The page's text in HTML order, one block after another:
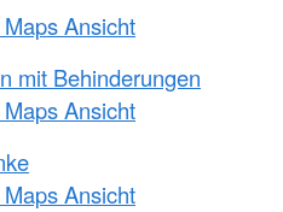
Ansicht
mit Behinderungen
Ansicht
Ansicht